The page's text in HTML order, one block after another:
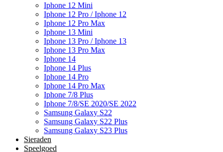
Iphone 12 Mini
Iphone 12 Pro / Iphone 12
Iphone 12 Pro Max
Iphone 13 Mini
Iphone 13 Pro / Iphone 13
Iphone 13 Pro Max
Iphone 14
Iphone 14 Plus
Iphone 14 Pro
Iphone 14 Pro Max
Iphone 7/8 Plus
Iphone 7/8/SE 2020/SE 2022
Samsung Galaxy S22
Samsung Galaxy S22 Plus
Samsung Galaxy S23 Plus
Sieraden
Speelgoed